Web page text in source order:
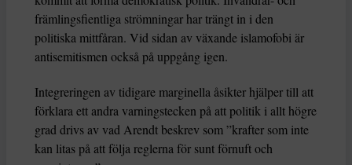
främlingsfientliga strömningar har trängt in i den
politiska mittfåran. Vid sidan av växande islamofobi är
antisemitismen också på uppgång igen.
Integreringen av tidigare marginella åsikter hjälper till att
förklara ett andra varningstecken på att politik i allt högre
grad drivs av vad Arendt beskrev som ”krafter som inte
kan litas på att följa reglerna för sunt förnuft och